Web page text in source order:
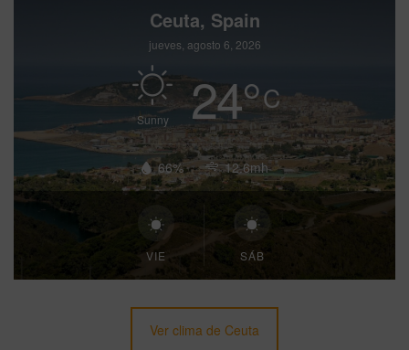
Ceuta, Spain
jueves, agosto 6, 2026
Sunny 24°C
66% 12.6mh
VIE SÁB
Ver clima de Ceuta